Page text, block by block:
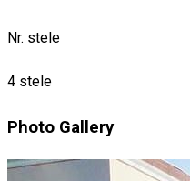
Nr. stele
4 stele
Photo Gallery